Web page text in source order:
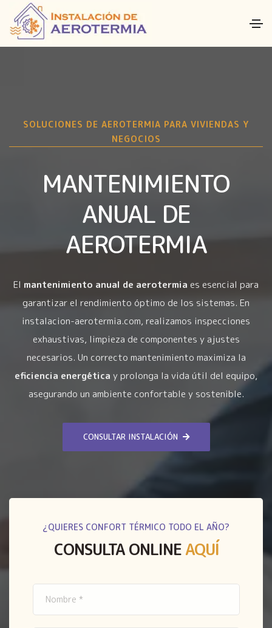
SOLUCIONES DE AEROTERMIA PARA VIVIENDAS Y
NEGOCIOS
MANTENIMIENTO
ANUAL DE
AEROTERMIA
El mantenimiento anual de aerotermia es esencial para
garantizar el rendimiento óptimo de los sistemas. En
instalacion-aerotermia.com, realizamos inspecciones
exhaustivas, limpieza de componentes y ajustes
necesarios. Un correcto mantenimiento maximiza la
eficiencia energética y prolonga la vida útil del equipo,
asegurando un ambiente confortable y sostenible.
CONSULTAR INSTALACIÓN
¿QUIERES CONFORT TÉRMICO TODO EL AÑO?
CONSULTA ONLINEAQUÍ